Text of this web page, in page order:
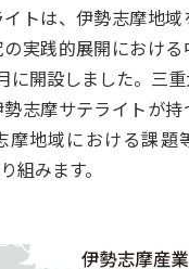
トは、伊勢志摩地域
実践的展開におけ
に開設しました。三
志摩サテライトが持
摩地域における課題
組みます。